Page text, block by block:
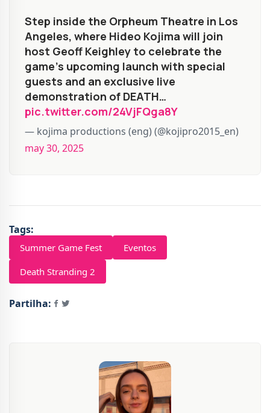
Step inside the Orpheum Theatre in Los
Angeles, where Hideo Kojima will join
host Geoff Keighley to celebrate the
game’s upcoming launch with special
guests and an exclusive live
demonstration of DEATH…
pic.twitter.com/24VjFQga8Y
— kojima productions (eng) (@kojipro2015_en)
may 30, 2025
Tags:
Summer Game Fest
Eventos
Death Stranding 2
Partilha: